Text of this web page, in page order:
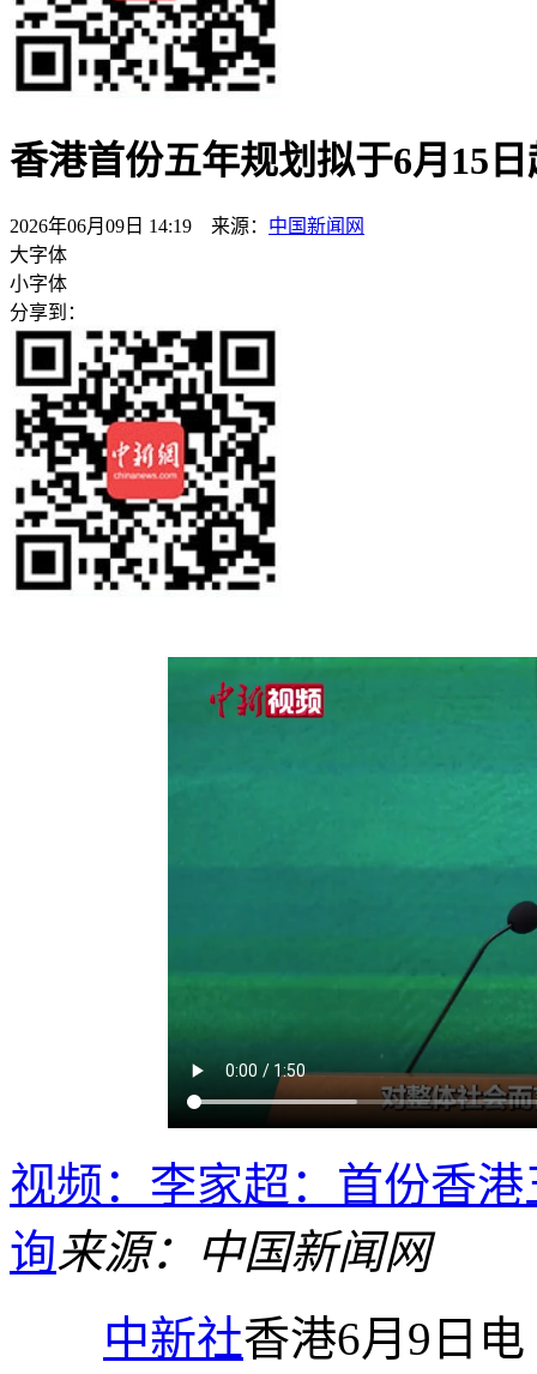
香港首份五年规划拟于6月15
2026年06月09日 14:19 来源： 中国新闻网
大字体
小字体
分享到：
视频：李家超：首份香
询来源：中国新闻网
中新社香港6月9日